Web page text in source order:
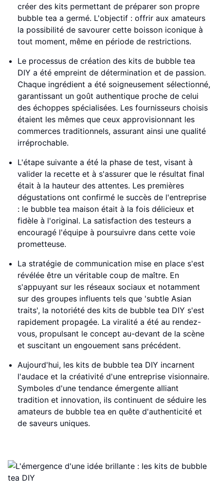
créer des kits permettant de préparer son propre
bubble tea a germé. L'objectif : offrir aux amateurs
la possibilité de savourer cette boisson iconique à
tout moment, même en période de restrictions.
Le processus de création des kits de bubble tea
DIY a été empreint de détermination et de passion.
Chaque ingrédient a été soigneusement sélectionné,
garantissant un goût authentique proche de celui
des échoppes spécialisées. Les fournisseurs choisis
étaient les mêmes que ceux approvisionnant les
commerces traditionnels, assurant ainsi une qualité
irréprochable.
L'étape suivante a été la phase de test, visant à
valider la recette et à s'assurer que le résultat final
était à la hauteur des attentes. Les premières
dégustations ont confirmé le succès de l'entreprise
: le bubble tea maison était à la fois délicieux et
fidèle à l'original. La satisfaction des testeurs a
encouragé l'équipe à poursuivre dans cette voie
prometteuse.
La stratégie de communication mise en place s'est
révélée être un véritable coup de maître. En
s'appuyant sur les réseaux sociaux et notamment
sur des groupes influents tels que 'subtle Asian
traits', la notoriété des kits de bubble tea DIY s'est
rapidement propagée. La viralité a été au rendez-
vous, propulsant le concept au-devant de la scène
et suscitant un engouement sans précédent.
Aujourd'hui, les kits de bubble tea DIY incarnent
l'audace et la créativité d'une entreprise visionnaire.
Symboles d'une tendance émergente alliant
tradition et innovation, ils continuent de séduire les
amateurs de bubble tea en quête d'authenticité et
de saveurs uniques.